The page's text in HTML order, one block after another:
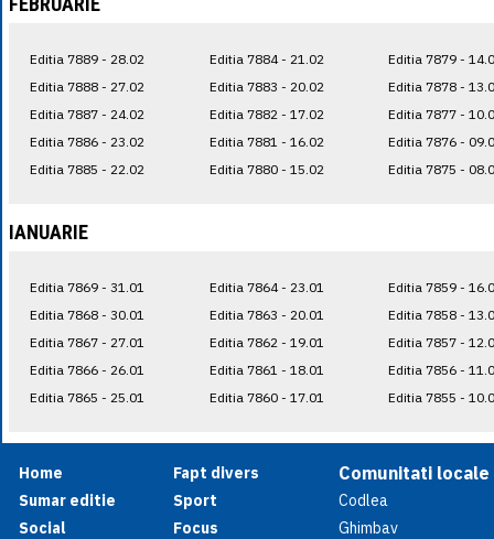
Editia 7889 - 28.02
Editia 7888 - 27.02
Editia 7887 - 24.02
Editia 7886 - 23.02
Editia 7885 - 22.02
Editia 7884 - 21.02
Editia 7883 - 20.02
Editia 7882 - 17.02
Editia 7881 - 16.02
Editia 7880 - 15.02
Editia 7879 -
Editia 7878 -
Editia 7877 -
Editia 7876 -
Editia 7875 -
IANUARIE
Editia 7869 - 31.01
Editia 7868 - 30.01
Editia 7867 - 27.01
Editia 7866 - 26.01
Editia 7865 - 25.01
Editia 7864 - 23.01
Editia 7863 - 20.01
Editia 7862 - 19.01
Editia 7861 - 18.01
Editia 7860 - 17.01
Editia 7859 -
Editia 7858 -
Editia 7857 -
Editia 7856 -
Editia 7855 -
Home
Sumar editie
Social
Fapt divers
Sport
Focus
Comunitati locale
Codlea
Ghimbav